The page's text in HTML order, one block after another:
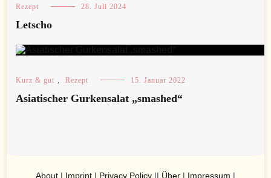
Rezept 28. Juli 2024
Letscho
Kurz & gut , Rezept 15. Januar 2022
Asiatischer Gurkensalat „smashed“
About | Imprint | Privacy Policy || Über | Impressum |